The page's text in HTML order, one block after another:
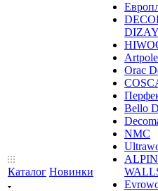
Каталог Новинки
Artpole
Orac
Bello
NMС